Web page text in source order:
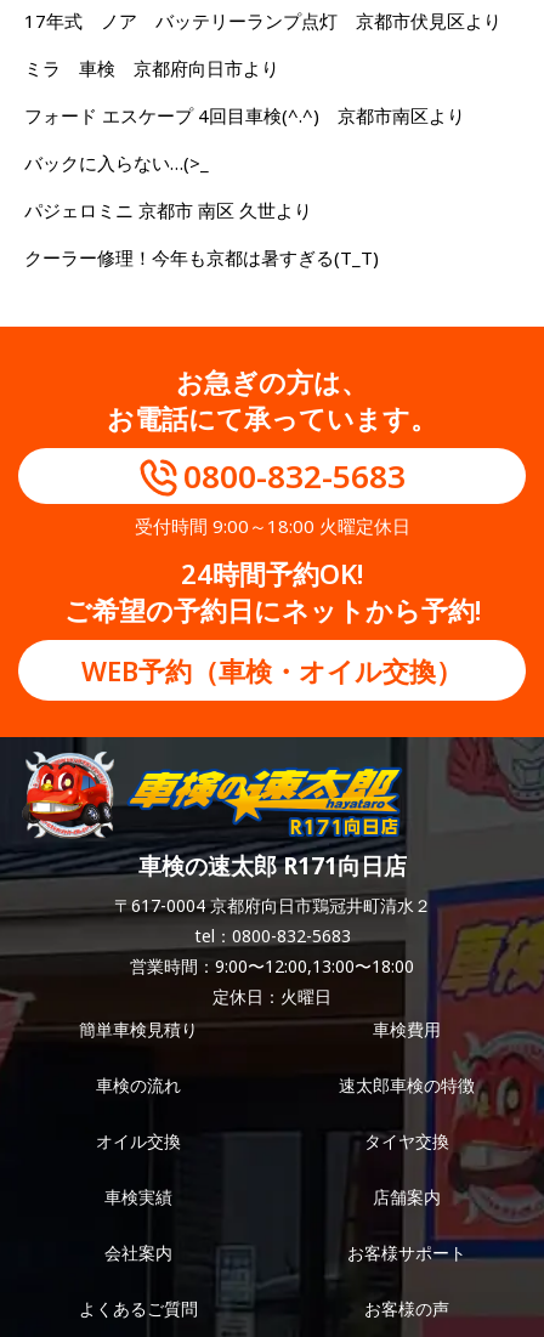
17年式 ノア バッテリーランプ点灯 京都市伏見区より
ミラ 車検 京都府向日市より
フォード エスケープ 4回目車検(^.^) 京都市南区より
バックに入らない…(>_
パジェロミニ 京都市 南区 久世より
クーラー修理！今年も京都は暑すぎる(T_T)
お急ぎの方は、
お電話にて承っています。
0800-832-5683
受付時間 9:00～18:00 火曜定休日
24時間予約OK!
ご希望の予約日にネットから予約!
WEB予約（車検・オイル交換）
車検の速太郎 R171向日店
〒617-0004 京都府向日市鶏冠井町清水２
tel：0800-832-5683
営業時間：9:00〜12:00,13:00〜18:00
定休日：火曜日
簡単車検見積り
車検費用
車検の流れ 速太郎車検の特徴
オイル交換 タイヤ交換
車検実績 店舗案内
会社案内 お客様サポート
よくあるご質問 お客様の声